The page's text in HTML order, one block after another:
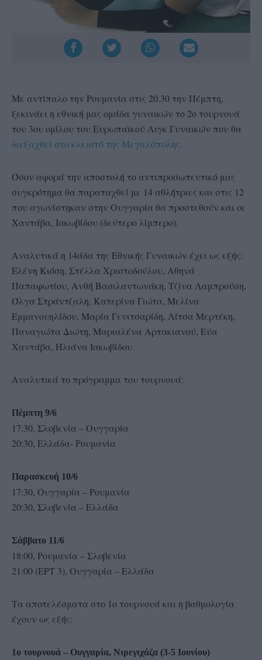
Με αντίπαλο την Ρουμανία στις 20.30 την Πέμπτη,
ξεκινάει η εθνική μας ομάδα γυναικών το 2ο τουρνουά
του 3ου ομίλου του Ευρωπαϊκού Λιγκ Γυναικών που θα
διεξαχθεί στο κλειστό της Μεγαλόπολης.
Όσον αφορά την αποστολή το αντιπροσωπευτικό μας
συγκρότημα θα παραταχθεί με 14 αθλήτριες και στις 12
που αγωνίστηκαν στην Ουγγαρία θα προστεθούν και οι
Χαντάβα, Ιακωβίδου (δεύτερο λίμπερο).
Αναλυτικά η 14άδα της Εθνικής Γυναικών έχει ως εξής:
Ελένη Κιόση, Στέλλα Χριστοδούλου, Αθηνά
Παπαφωτίου, Ανθή Βασιλαντωνάκη, Τζίνα Λαμπρούση,
Όλγα Στράντζαλη, Κατερίνα Γιώτα, Μελίνα
Εμμανουηλίδου, Μαρία Γενιτσαρίδη, Λίτσα Μερτέκη,
Παναγιώτα Διώτη, Μαριαλένα Αρτακιανού, Εύα
Χαντάβα, Ηλιάνα Ιακωβίδου.
Αναλυτικά το πρόγραμμα του τουρνουά:
Πέμπτη 9/6
17:30, Σλοβενία – Ουγγαρία
20:30, Ελλάδα- Ρουμανία
Παρασκευή 10/6
17:30, Ουγγαρία – Ρουμανία
20:30, Σλοβενία – Ελλάδα
Σάββατο 11/6
18:00, Ρουμανία – Σλοβενία
21:00 (ΕΡΤ 3), Ουγγαρία – Ελλάδα
Τα αποτελέσματα στο 1ο τουρνουά και η βαθμολογία
έχουν ως εξής:
1ο τουρνουά – Ουγγαρία, Νιρεγιχάζα (3-5 Ιουνίου)